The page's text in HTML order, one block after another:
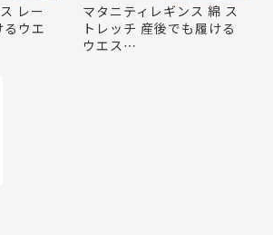
レー
るウエ
マタニティレギンス 綿 ス
トレッチ 産後でも履ける
ウエス…